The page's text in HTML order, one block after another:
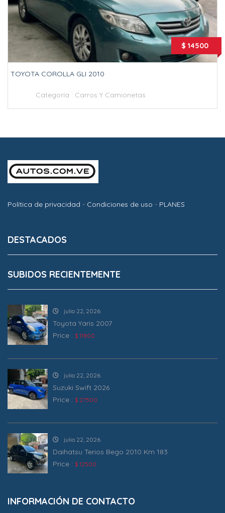
$ 14500
TOYOTA COROLLA GLI 2010
Categoría : Carros Y Camionetas
Política de privacidad - Condiciones de uso - PLANES
DESTACADOS
SUBIDOS RECIENTEMENTE
julio 22, 2026
Toyota Yaris 2007
Price : $ 11800
julio 22, 2026
Suzuki Swift 2026
Price : $ 27500
julio 22, 2026
Daihatsu Terios Bego 2010 Km 183
Price : $ 12500
INFORMACIÓN DE CONTACTO